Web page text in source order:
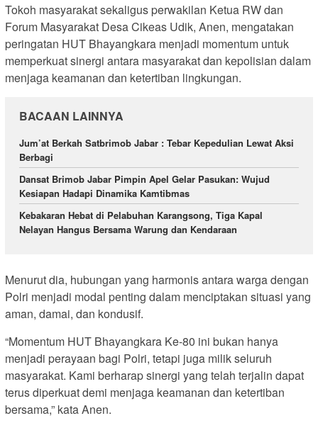
Tokoh masyarakat sekaligus perwakilan Ketua RW dan
Forum Masyarakat Desa Cikeas Udik, Anen, mengatakan
peringatan HUT Bhayangkara menjadi momentum untuk
memperkuat sinergi antara masyarakat dan kepolisian dalam
menjaga keamanan dan ketertiban lingkungan.
BACAAN LAINNYA
Jum’at Berkah Satbrimob Jabar : Tebar Kepedulian Lewat Aksi
Berbagi
Dansat Brimob Jabar Pimpin Apel Gelar Pasukan: Wujud
Kesiapan Hadapi Dinamika Kamtibmas
Kebakaran Hebat di Pelabuhan Karangsong, Tiga Kapal
Nelayan Hangus Bersama Warung dan Kendaraan
Menurut dia, hubungan yang harmonis antara warga dengan
Polri menjadi modal penting dalam menciptakan situasi yang
aman, damai, dan kondusif.
“Momentum HUT Bhayangkara Ke-80 ini bukan hanya
menjadi perayaan bagi Polri, tetapi juga milik seluruh
masyarakat. Kami berharap sinergi yang telah terjalin dapat
terus diperkuat demi menjaga keamanan dan ketertiban
bersama,” kata Anen.